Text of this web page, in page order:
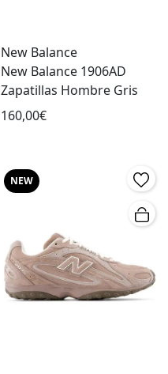
New Balance
New Balance 1906AD
Zapatillas Hombre Gris
160,00€
NEW